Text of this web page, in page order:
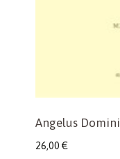
Angelus Domini
26,00 €